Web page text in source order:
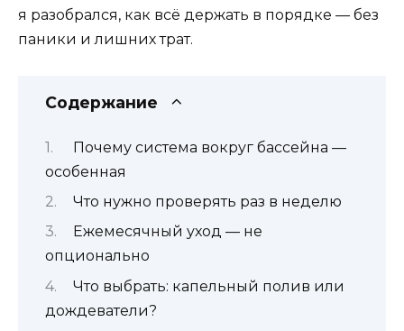
я разобрался, как всё держать в порядке — без
паники и лишних трат.
Содержание
Почему система вокруг бассейна —
особенная
Что нужно проверять раз в неделю
Ежемесячный уход — не
опционально
Что выбрать: капельный полив или
дождеватели?